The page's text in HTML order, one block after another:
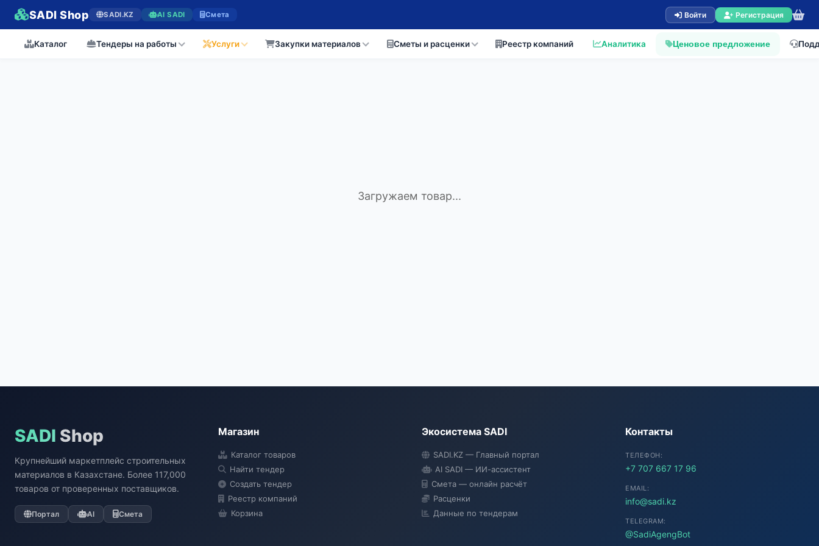
SADI Shop SADI.KZ AI SADI Смета Войти Регистрация
Каталог Тендеры на работы Услуги Закупки материалов Сметы и расценки Реестр компаний Аналитика Ценовое предложение
Загружаем товар...
SADI Shop
Крупнейший маркетплейс строительных
материалов в Казахстане. Более 117,000
товаров от проверенных поставщиков.
Портал AI Смета
Магазин
Каталог товаров
Найти тендер
Создать тендер
Реестр компаний
Корзина
Экосистема SADI
SADI.KZ — Главный портал
AI SADI — ИИ-ассистент
Смета — онлайн расчёт
Расценки
Данные по тендерам
Контакты
ТЕЛЕФОН:
+7 707 667 17 96
EMAIL:
info@sadi.kz
TELEGRAM:
@SadiAgengBot